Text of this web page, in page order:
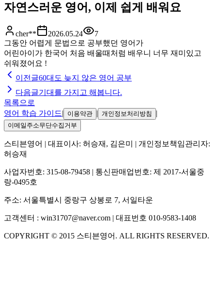
자연스러운 영어, 이제 쉽게 배워요
cher** 2026.05.24
7
그동안 어렵게 문법으로 공부했던 영어가
어린아이가 한국어 처음 배울때처럼 배우니 너무 재미있고
쉬워졌어요 !
이전글60대도 늦지 않은 영어 공부
다음글기대를 가지고 해봅니다.
목록으로
영어 학습 가이드| 이용약관 | 개인정보처리방침 |
이메일주소무단수집거부
스티븐영어 | 대표이사: 허승재, 김은미
| 개인정보책임관리자:
허승재
사업자번호: 315-08-79458 | 통신판매업번호: 제 2017-서울중
랑-0495호
주소: 서울특별시 중랑구 상봉로 7, 서일타운
고객센터 : win31707@naver.com | 대표번호 010-9583-1408
COPYRIGHT © 2015 스티븐영어 . ALL RIGHTS RESERVED.